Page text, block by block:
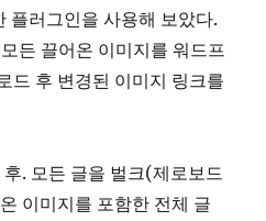
플러그인을 사용해 보았다.
든 끌어온 이미지를 워드프
드 후 변경된 이미지 링크를
. 모든 글을 벌크(제로보드
이미지를 포함한 전체 글